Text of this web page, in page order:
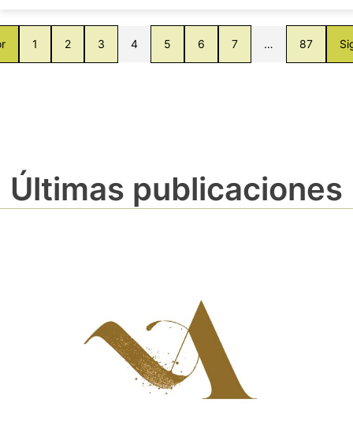
1 2 3 4 5 6 7 … 87
Últimas publicaciones